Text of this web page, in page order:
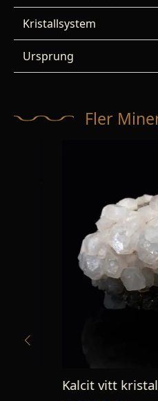
Kristallsystem
Ursprung
Fler
Kalcit vitt